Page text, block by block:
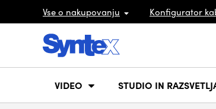
Vse o nakupovanju Konfigurator
VIDEO STUDIO IN